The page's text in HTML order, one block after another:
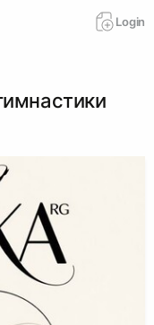
Login